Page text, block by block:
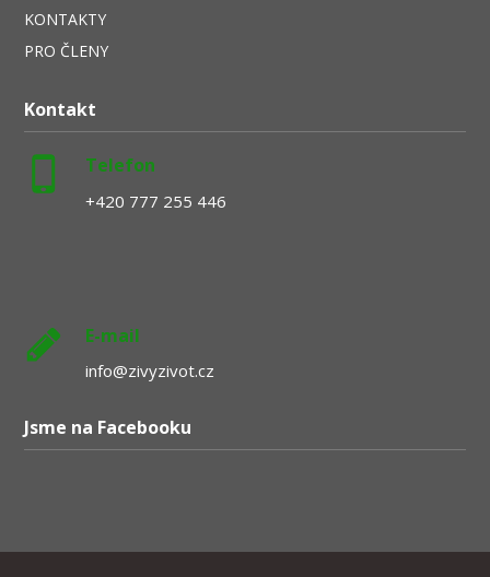
KONTAKTY
PRO ČLENY
Kontakt
Telefon
+420 777 255 446
E-mail
info@zivyzivot.cz
Jsme na Facebooku